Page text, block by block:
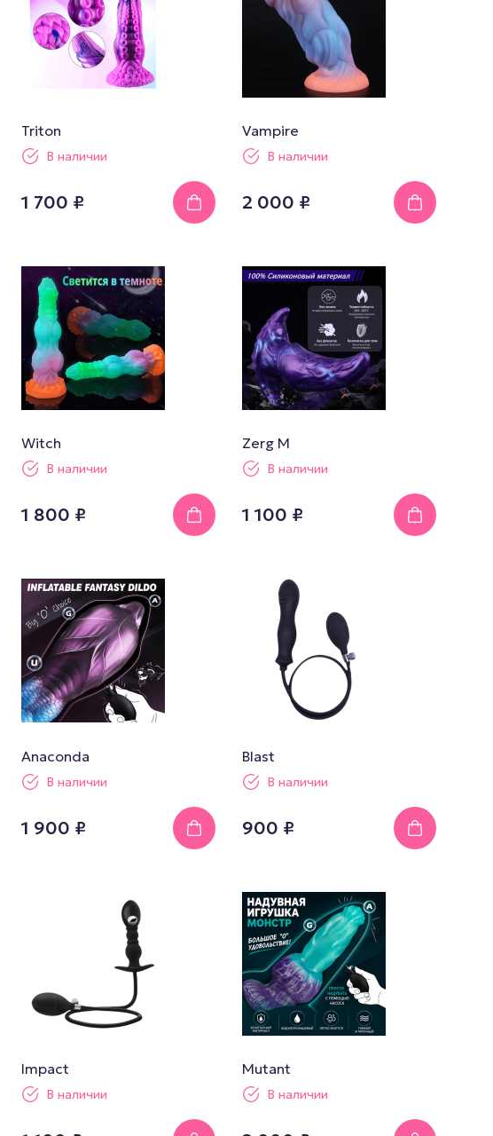
Triton
В наличии
1 700 ₽
Vampire
В наличии
2 000 ₽
Witch
В наличии
1 800 ₽
Zerg M
В наличии
1 100 ₽
Anaconda
В наличии
1 900 ₽
Blast
В наличии
900 ₽
Impact
В наличии
Mutant
В наличии